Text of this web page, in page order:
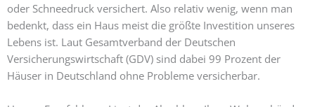
oder Schneedruck versichert. Also relativ wenig, wenn man
bedenkt, dass ein Haus meist die größte Investition unseres
Lebens ist. Laut Gesamtverband der Deutschen
Versicherungswirtschaft (GDV) sind dabei 99 Prozent der
Häuser in Deutschland ohne Probleme versicherbar.